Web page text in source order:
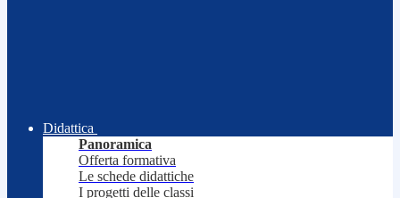
Didattica
Panoramica
Offerta formativa
Le schede didattiche
I progetti delle classi